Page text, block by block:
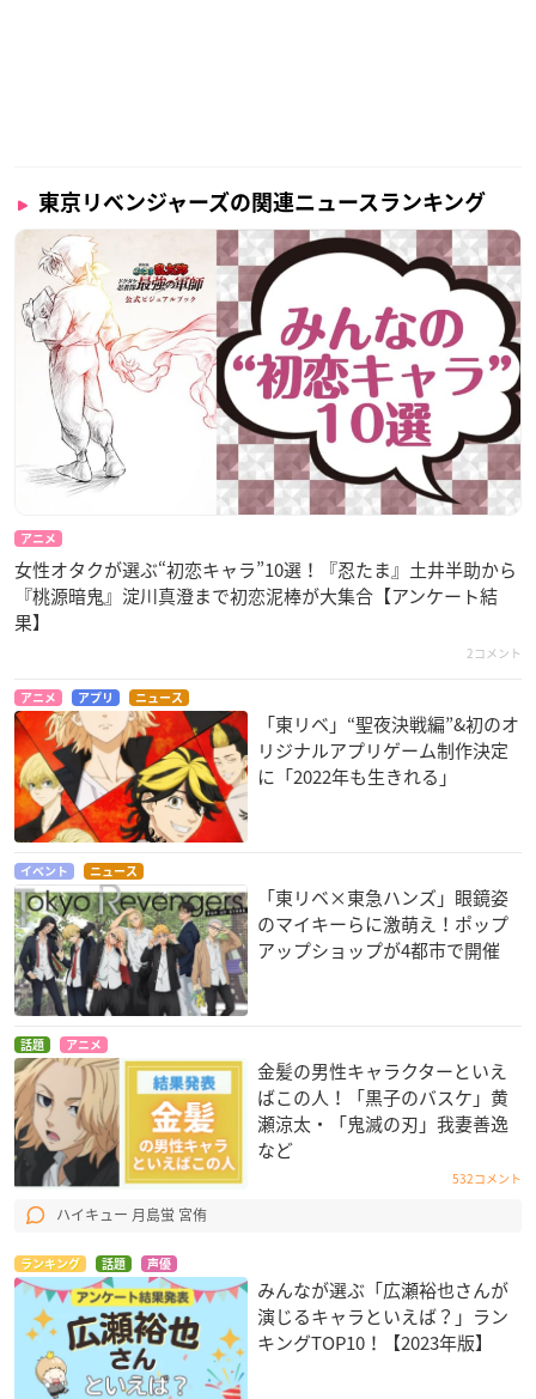
東京リベンジャーズの関連ニュースランキング
アニメ
女性オタクが選ぶ“初恋キャラ”10選！『忍たま』土井半助から
『桃源暗鬼』淀川真澄まで初恋泥棒が大集合【アンケート結
果】
2コメント
アニメ アプリ ニュース
「東リベ」“聖夜決戦編”&初のオ
リジナルアプリゲーム制作決定
に「2022年も生きれる」
イベント ニュース
「東リベ×東急ハンズ」眼鏡姿
のマイキーらに激萌え！ポップ
アップショップが4都市で開催
話題 アニメ
金髪の男性キャラクターといえ
ばこの人！「黒子のバスケ」黄
瀬涼太・「鬼滅の刃」我妻善逸
など
532コメント
ハイキュー 月島蛍 宮侑
ランキング 話題 声優
みんなが選ぶ「広瀬裕也さんが
演じるキャラといえば？」ラン
キングTOP10！【2023年版】